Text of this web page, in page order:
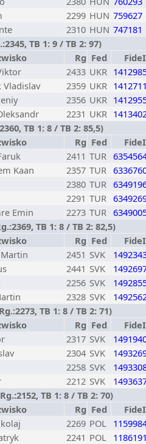
2299 HUN 759627
2310 HUN 747181
TB 1: 9 / TB 2: 97)
Rg Fed
2433 UKR
Vladislav 2359 UKR
2356 UKR
2231 UKR
TB 1: 8 / TB 2: 85,5)
Rg Fed
2411 TUR
Kaan 2357 TUR
2380 TUR
2291 TUR
Emin 2273 TUR
TB 1: 8 / TB 2: 82,5)
Rg Fed
2451 SVK
2441 SVK
2256 SVK
2328 SVK
TB 1: 8 / TB 2: 71)
Rg Fed
2317 SVK
2304 SVK
2258 SVK
2212 SVK
TB 1: 8 / TB 2: 70)
Rg Fed
2269 POL
2241 POL 1186191